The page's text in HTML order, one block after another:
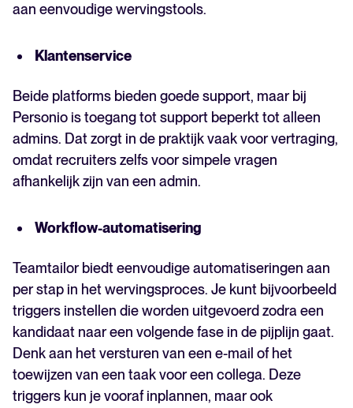
aan eenvoudige wervingstools.
Klantenservice
Beide platforms bieden goede support, maar bij
Personio is toegang tot support beperkt tot alleen
admins. Dat zorgt in de praktijk vaak voor vertraging,
omdat recruiters zelfs voor simpele vragen
afhankelijk zijn van een admin.
Workflow-automatisering
Teamtailor biedt eenvoudige automatiseringen aan
per stap in het wervingsproces. Je kunt bijvoorbeeld
triggers instellen die worden uitgevoerd zodra een
kandidaat naar een volgende fase in de pijplijn gaat.
Denk aan het versturen van een e-mail of het
toewijzen van een taak voor een collega. Deze
triggers kun je vooraf inplannen, maar ook